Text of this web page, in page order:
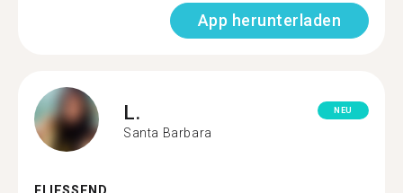
App herunterladen
L.
Santa Barbara
NEU